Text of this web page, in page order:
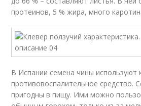
протеинов, 5 % жира, много
В Испании семена чины используют
противовоспалительное средство.
пригодны в пищу. Ими можно